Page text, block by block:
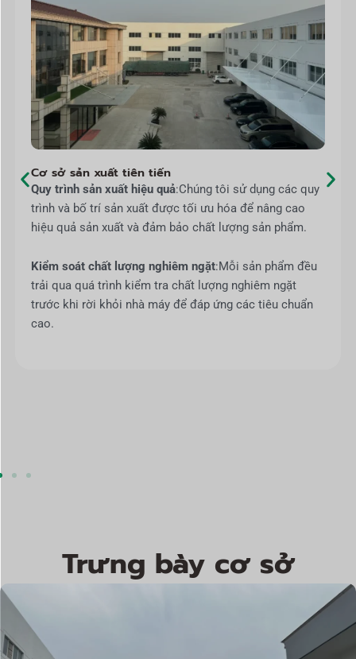
Cơ sở sản xuất tiên tiến
Quy trình sản xuất hiệu quả:Chúng tôi sử dụng các quy
trình và bố trí sản xuất được tối ưu hóa để nâng cao
hiệu quả sản xuất và đảm bảo chất lượng sản phẩm.
Kiểm soát chất lượng nghiêm ngặt:Mỗi sản phẩm đều
trải qua quá trình kiểm tra chất lượng nghiêm ngặt
trước khi rời khỏi nhà máy để đáp ứng các tiêu chuẩn
cao.
Trưng bày cơ sở